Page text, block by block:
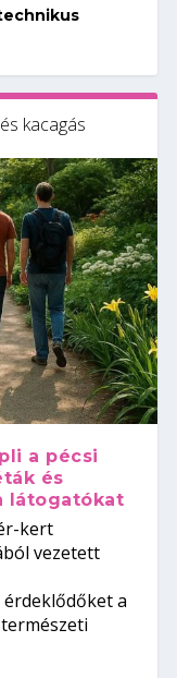
kacagás
a pécsi
és
látogatókat
kert
vezetett
a